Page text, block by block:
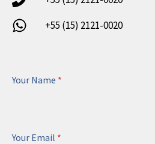
+55 (15) 2121-0020
Your Name *
Your Email *